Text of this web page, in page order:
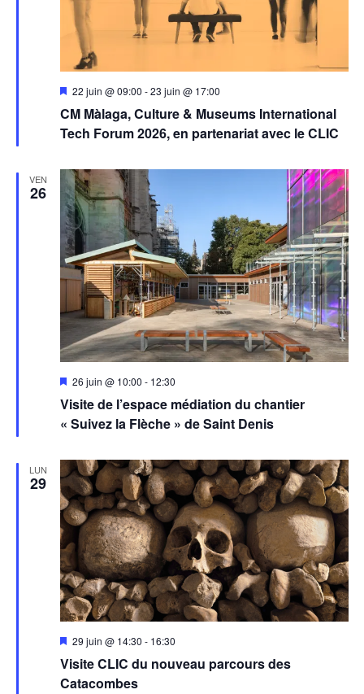
CM Màlaga, Culture & Museums International
Tech Forum 2026, en partenariat avec le CLIC
Mis
avant
22 juin @ 09:00 -23 juin @ 17:00
VEN
26
Visite de l’espace médiation du chantier
« Suivez la Flèche » de Saint Denis
Mis
avant
26 juin @ 10:00 - 12:30
LUN
29
Visite CLIC du nouveau parcours des
Catacombes
Mis
avant
29 juin @ 14:30 - 16:30